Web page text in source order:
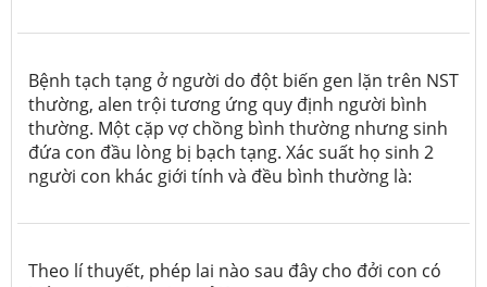
Bệnh tạch tạng ở người do đột biến gen lặn trên NST
thường, alen trội tương ứng quy định người bình
thường. Một cặp vợ chồng bình thường nhưng sinh
đứa con đầu lòng bị bạch tạng. Xác suất họ sinh 2
người con khác giới tính và đều bình thường là:
Theo lí thuyết, phép lai nào sau đây cho đởi con có